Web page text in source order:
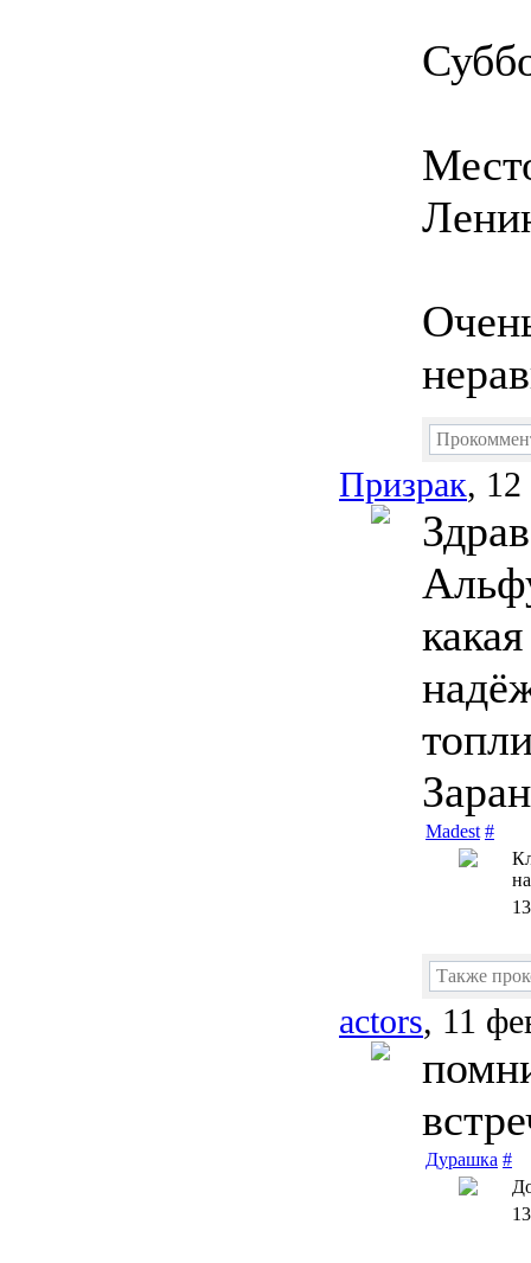
Призрак, 12
Madest #
Также
actors, 11
Дурашка #